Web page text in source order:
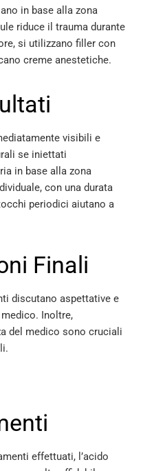
in base alla zona
riduce il trauma durante
si utilizzano filler con
creme anestetiche.
visibili e
se iniettati
in base alla zona
con una durata
periodici aiutano a
Finali
discutano aspettative e
Inoltre,
del medico sono cruciali
effettuati, l’acido